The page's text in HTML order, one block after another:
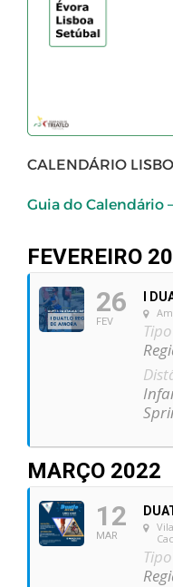
CALENDÁRIO
Guia do Calendário
FEVEREIRO
26
FEV
I
MARÇO 2022
12
MAR